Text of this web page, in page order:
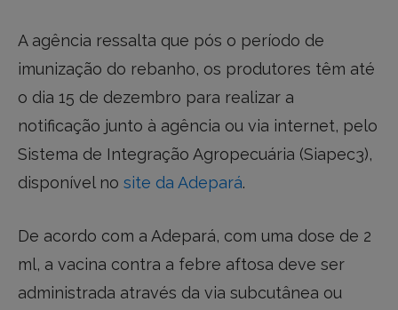
A agência ressalta que pós o período de
imunização do rebanho, os produtores têm até
o dia 15 de dezembro para realizar a
notificação junto à agência ou via internet, pelo
Sistema de Integração Agropecuária (Siapec3),
disponível no site da Adepará.
De acordo com a Adepará, com uma dose de 2
ml, a vacina contra a febre aftosa deve ser
administrada através da via subcutânea ou